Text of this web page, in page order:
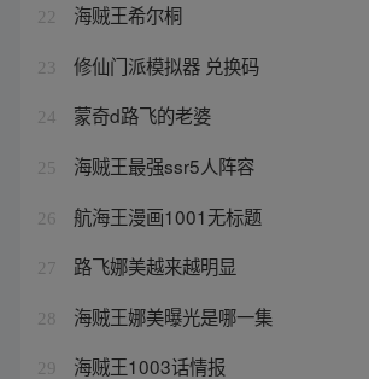
22 海贼王希尔桐
23 修仙门派模拟器 兑换码
24 蒙奇d路飞的老婆
25 海贼王最强ssr5人阵容
26 航海王漫画1001无标题
27 路飞娜美越来越明显
28 海贼王娜美曝光是哪一集
29 海贼王1003话情报